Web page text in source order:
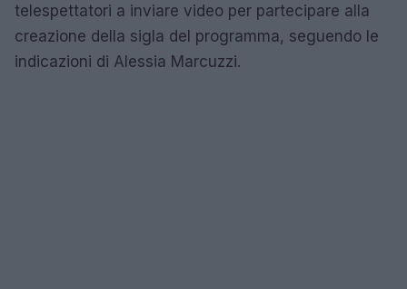
telespettatori a inviare video per partecipare alla
creazione della sigla del programma, seguendo le
indicazioni di Alessia Marcuzzi.